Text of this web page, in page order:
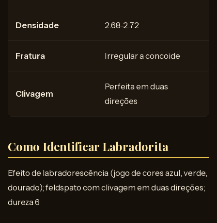
Densidade 2.68-2.72
Fratura Irregular a concoide
Clivagem
Perfeita em duas
direções
Como Identificar Labradorita
Efeito de labradorescência (jogo de cores azul, verde,
dourado); feldspato com clivagem em duas direções;
dureza 6